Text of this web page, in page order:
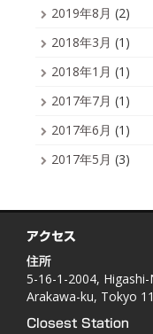
2019年8月 (2)
2018年3月 (1)
2018年1月 (1)
2017年7月 (1)
2017年6月 (1)
2017年5月 (3)
アクセス
住所
5-16-1-2004,
Arakawa-ku, Tokyo
Closest Station